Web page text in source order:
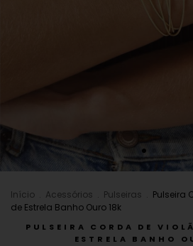
Início Acessórios Pulseiras
Pulseira
de Estrela Banho Ouro 18k
PULSEIRA CORDA DE
ESTRELA BANHO